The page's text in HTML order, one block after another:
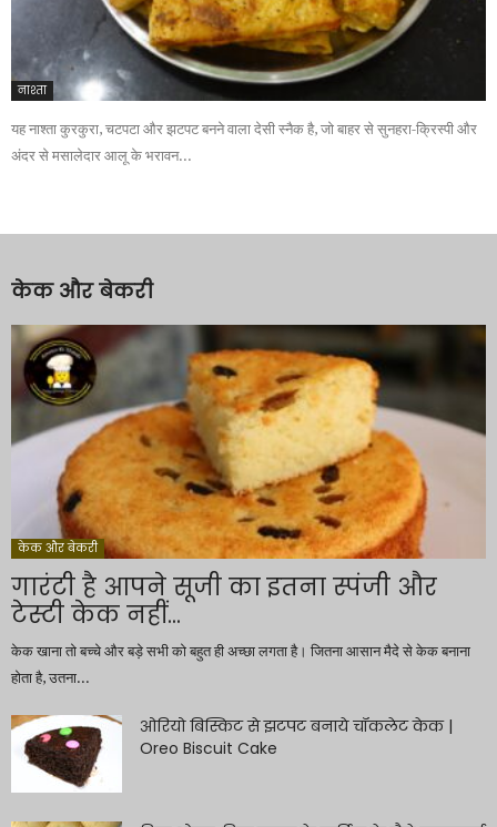
नाश्ता
यह नाश्ता कुरकुरा, चटपटा और झटपट बनने वाला देसी स्नैक है, जो बाहर से सुनहरा-क्रिस्पी और
अंदर से मसालेदार आलू के भरावन...
केक और बेकरी
केक और बेकरी
गारंटी है आपने सूजी का इतना स्पंजी और
टेस्टी केक नहीं...
केक खाना तो बच्चे और बड़े सभी को बहुत ही अच्छा लगता है। जितना आसान मैदे से केक बनाना
होता है, उतना...
ओरियो बिस्किट से झटपट बनाये चॉकलेट केक |
Oreo Biscuit Cake